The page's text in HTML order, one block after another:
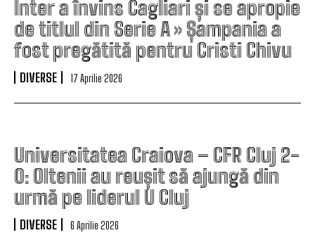
Inter a învins Cagliari și se apropie
de titlul din Serie A » Șampania a
fost pregătită pentru Cristi Chivu
DIVERSE 17 Aprilie 2026
Universitatea Craiova – CFR Cluj 2-
0: Oltenii au reușit să ajungă din
urmă pe liderul U Cluj
DIVERSE 6 Aprilie 2026